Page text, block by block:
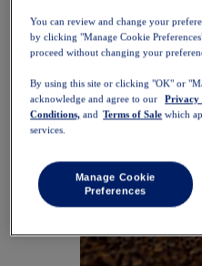
You can review and change your
by clicking "Manage Cookie
proceed without changing your
By using this site or clicking "OK" or
acknowledge and agree to our
Privacy
Conditions, and Terms of Sale which
services.
Manage Cookie
Preferences